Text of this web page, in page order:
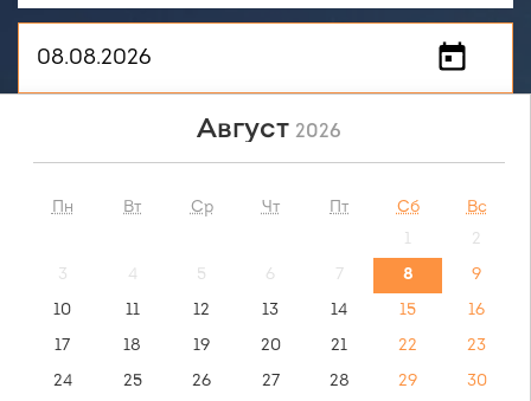
НАЙТИ
Москва - Тамбов
видео инструкция:
Август 2026
Пн Вт Ср Чт Пт Сб
Вс
1
2
3
4 5 6 7 8
9
10
11 12 13 14 15
16
17
18 19 20 21 22
23
24
25 26 27 28 29
30